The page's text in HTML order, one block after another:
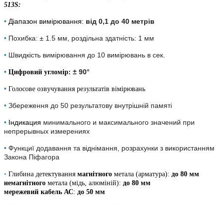
513S:
• Діапазон вимірювання: від 0,1 до 40 метрів
• Похибка: ± 1.5 мм, роздільна здатність: 1 мм
• Швидкість вимірювання до 10 вимірювань в сек.
• Цифровий угломір: ± 90°
• Голосове озвучування результатів вімірювань
• Збереження до 50 результатову внутрішній памяті
• Індикация минимального и максимального значений при
непрерывных измерениях
• Функциї додавання та віднімання, розрахунки з використанням
Закона Піфагора
• Глибина детектування магнітного метала (арматура): до 80 мм
немагнітного метала (мідь, алюміній): до 80 мм
мережевий кабель АС: до 50 мм